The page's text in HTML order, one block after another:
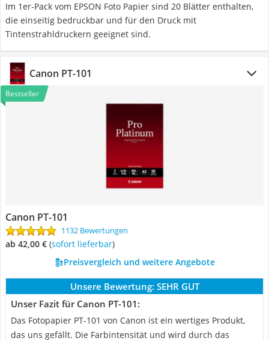
Im 1er-Pack vom EPSON Foto Papier sind 20 Blätter enthalten,
die einseitig bedruckbar und für den Druck mit
Tintenstrahldruckern geeignet sind.
Canon PT-101
Bestseller
Canon PT-101
1132 Bewertungen
ab 42,00 € ( Sofort lieferbar)
Preisvergleich und weitere Angebote
Unsere Bewertung: SEHR GUT
Unser Fazit für Canon PT-101:
Das Fotopapier PT-101 von Canon ist ein wertiges Produkt,
das uns gefällt. Die Farbintensität und wird durch das